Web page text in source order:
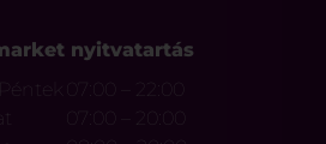
nyitvatartás
07:00 – 22:00
07:00 – 20:00